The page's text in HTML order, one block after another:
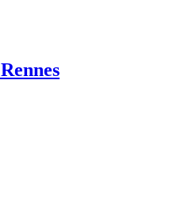
Rennes